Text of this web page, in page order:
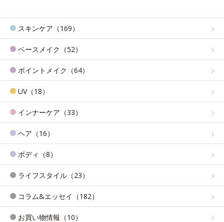
スキンケア（169）
ベースメイク（52）
ポイントメイク（64）
UV（18）
インナーケア（33）
ヘア（16）
ボディ（8）
ライフスタイル（23）
コラム&エッセイ（182）
お買い物情報（10）